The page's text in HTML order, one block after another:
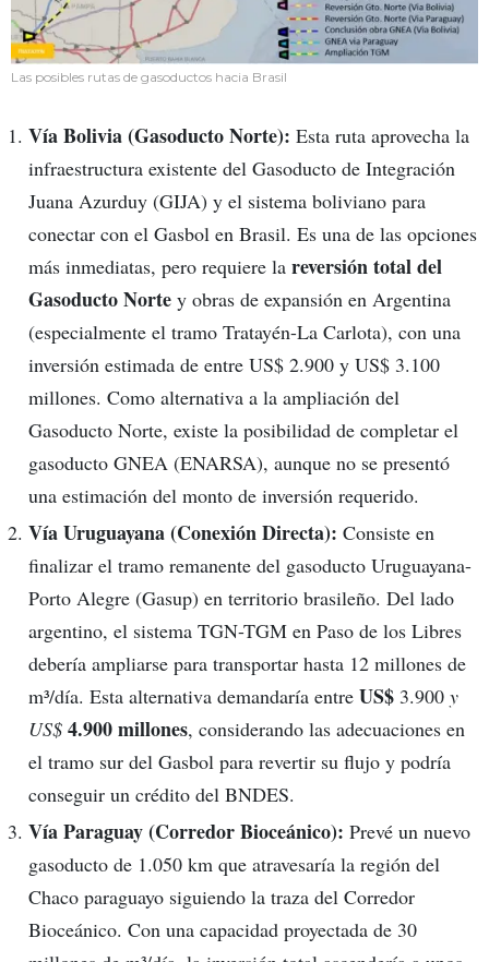
Las posibles rutas de gasoductos hacia Brasil
Vía Bolivia (Gasoducto Norte): Esta ruta aprovecha la
infraestructura existente del Gasoducto de Integración
Juana Azurduy (GIJA) y el sistema boliviano para
conectar con el Gasbol en Brasil. Es una de las opciones
más inmediatas, pero requiere la reversión total del
Gasoducto Norte y obras de expansión en Argentina
(especialmente el tramo Tratayén-La Carlota), con una
inversión estimada de entre US$ 2.900 y US$ 3.100
millones. Como alternativa a la ampliación del
Gasoducto Norte, existe la posibilidad de completar el
gasoducto GNEA (ENARSA), aunque no se presentó
una estimación del monto de inversión requerido.
Vía Uruguayana (Conexión Directa): Consiste en
finalizar el tramo remanente del gasoducto Uruguayana-
Porto Alegre (Gasup) en territorio brasileño. Del lado
argentino, el sistema TGN-TGM en Paso de los Libres
debería ampliarse para transportar hasta 12 millones de
m³/día. Esta alternativa demandaría entre US$ 3.900 y
US$ 4.900 millones, considerando las adecuaciones en
el tramo sur del Gasbol para revertir su flujo y podría
conseguir un crédito del BNDES.
Vía Paraguay (Corredor Bioceánico): Prevé un nuevo
gasoducto de 1.050 km que atravesaría la región del
Chaco paraguayo siguiendo la traza del Corredor
Bioceánico. Con una capacidad proyectada de 30